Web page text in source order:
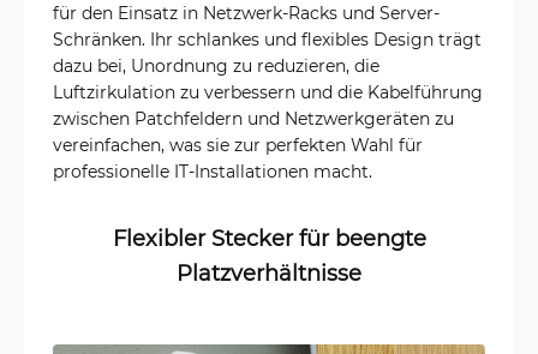
für den Einsatz in Netzwerk-Racks und Server-
Schränken. Ihr schlankes und flexibles Design trägt
dazu bei, Unordnung zu reduzieren, die
Luftzirkulation zu verbessern und die Kabelführung
zwischen Patchfeldern und Netzwerkgeräten zu
vereinfachen, was sie zur perfekten Wahl für
professionelle IT-Installationen macht.
Flexibler Stecker für beengte
Platzverhältnisse